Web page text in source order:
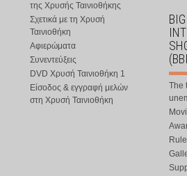
της Χρυσής Ταινιοθήκης
Σχετικά με τη Χρυσή
Ταινιοθήκη
Αφιερώματα
Συνεντεύξεις
DVD Χρυσή Ταινιοθήκη 1
Είσοδος & εγγραφή μελών
στη Χρυσή Ταινιοθήκη
The